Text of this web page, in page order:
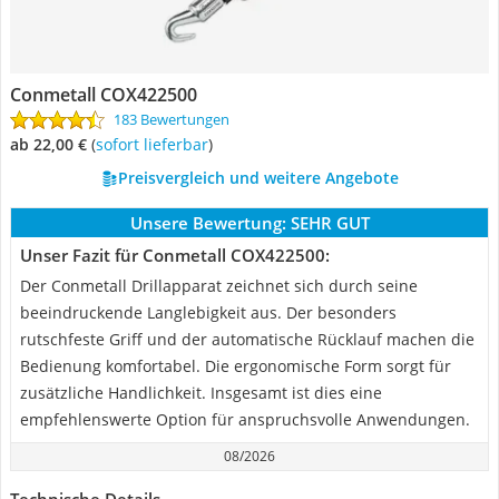
Conmetall COX422500
183 Bewertungen
ab 22,00 € ( Sofort lieferbar)
Preisvergleich und weitere Angebote
Unsere Bewertung: SEHR GUT
Unser Fazit für Conmetall COX422500:
Der Conmetall Drillapparat zeichnet sich durch seine
beeindruckende Langlebigkeit aus. Der besonders
rutschfeste Griff und der automatische Rücklauf machen die
Bedienung komfortabel. Die ergonomische Form sorgt für
zusätzliche Handlichkeit. Insgesamt ist dies eine
empfehlenswerte Option für anspruchsvolle Anwendungen.
08/2026